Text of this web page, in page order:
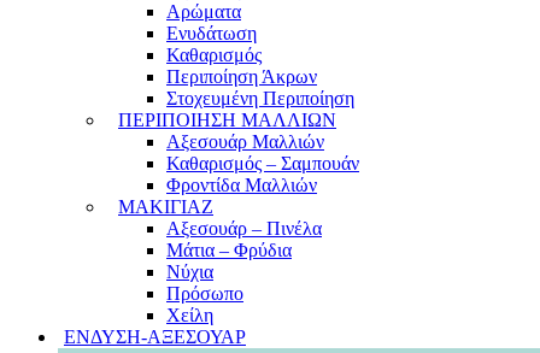
Αρώματα
Ενυδάτωση
Καθαρισμός
Περιποίηση Άκρων
Στοχευμένη Περιποίηση
ΠΕΡΙΠΟΙΗΣΗ ΜΑΛΛΙΩΝ
Αξεσουάρ Μαλλιών
Καθαρισμός – Σαμπουάν
Φροντίδα Μαλλιών
ΜΑΚΙΓΙΑΖ
Αξεσουάρ – Πινέλα
Μάτια – Φρύδια
Νύχια
Πρόσωπο
Χείλη
ΕΝΔΥΣΗ-ΑΞΕΣΟΥΑΡ